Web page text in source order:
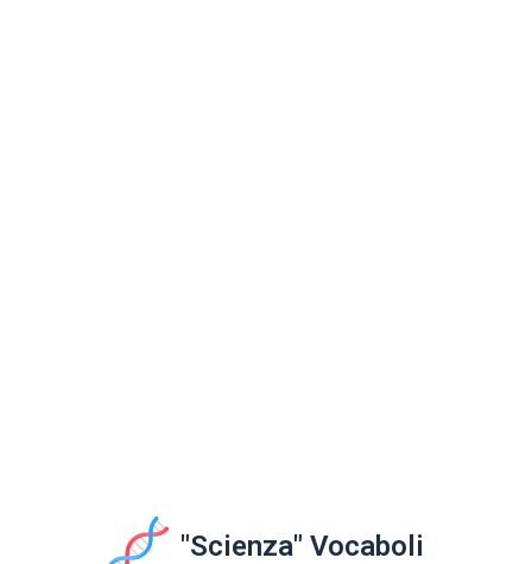
"Scienza" Vocaboli